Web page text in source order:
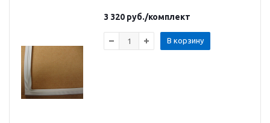
3 320 руб./комплект
В корзину